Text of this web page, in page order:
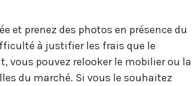
et prenez des photos en présence du
à justifier les frais que le
vous pouvez relooker le mobilier ou la
du marché. Si vous le souhaitez